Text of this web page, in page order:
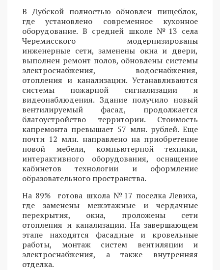
В Дубской полностью обновлен пищеблок,
где установлено современное кухонное
оборудование. В средней школе №13 села
Черемисского модернизированы
инженерные сети, заменены окна и двери,
выполнен ремонт полов, обновлены системы
электроснабжения, водоснабжения,
отопления и канализации. Устанавливаются
системы пожарной сигнализации и
видеонаблюдения. Здание получило новый
вентилируемый фасад, продолжается
благоустройство территории. Стоимость
капремонта превышает 57 млн. рублей. Еще
почти 12 млн. направлено на приобретение
новой мебели, компьютерной техники,
интерактивного оборудования, оснащение
кабинетов технологии и оформление
образовательного пространства.
На 89% готова школа №17 поселка Левиха,
где заменены межэтажные и чердачные
перекрытия, окна, проложены сети
отопления и канализации. На завершающем
этапе находятся фасадные и кровельные
работы, монтаж систем вентиляции и
электроснабжения, а также внутренняя
отделка.